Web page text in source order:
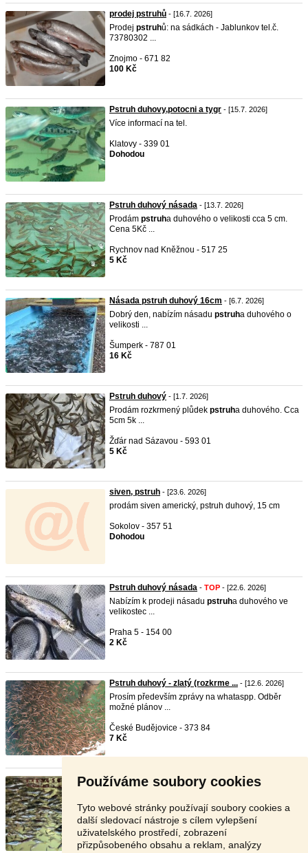
Používáme soubory cookies
Tyto webové stránky používají soubory cookies a
další sledovací nástroje s cílem vylepšení
uživatelského prostředí, zobrazení
přizpůsobeného obsahu a reklam, analýzy
prodej pstruhů - [16.7. 2026]
Prodej pstruhů: na sádkách - Jablunkov tel.č.
73780302 ...
Znojmo - 671 82
100 Kč
Pstruh duhovy,potocni a tygr - [15.7. 2026]
Více informací na tel.
Klatovy - 339 01
Dohodou
Pstruh duhový násada - [13.7. 2026]
Prodám pstruha duhového o velikosti cca 5 cm.
Cena 5Kč ...
Rychnov nad Kněžnou - 517 25
5 Kč
Násada pstruh duhový 16cm - [6.7. 2026]
Dobrý den, nabízím násadu pstruha duhového o
velikosti ...
Šumperk - 787 01
16 Kč
Pstruh duhový - [1.7. 2026]
Prodám rozkrmený plůdek pstruha duhového. Cca
5cm 5k ...
Žďár nad Sázavou - 593 01
5 Kč
siven, pstruh - [23.6. 2026]
prodám siven americký, pstruh duhový, 15 cm
Sokolov - 357 51
Dohodou
Pstruh duhový násada - TOP - [22.6. 2026]
Nabízím k prodeji násadu pstruha duhového ve
velikostec ...
Praha 5 - 154 00
2 Kč
Pstruh duhový - zlatý (rozkrme ... - [12.6. 2026]
Prosím především zprávy na whataspp. Odběr
možné plánov ...
České Budějovice - 373 84
7 Kč
Pstruh duhovy násada- [11.6. 2026]
Klatovy - 339 01
Dohodou